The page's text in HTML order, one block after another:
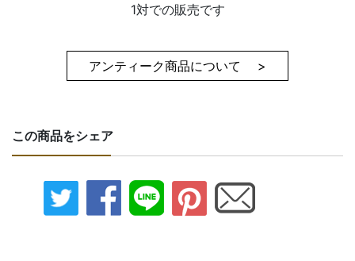
1対での販売です
アンティーク商品について >
この商品をシェア